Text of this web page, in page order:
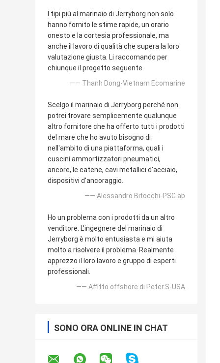
I tipi più al marinaio di Jerryborg non solo
hanno fornito le stime rapide, un orario
onesto e la cortesia professionale, ma
anche il lavoro di qualità che supera la loro
valutazione giusta. Li raccomando per
chiunque il progetto seguente.
—— Thanh Dong-Vietnam Ecomarine
Scelgo il marinaio di Jerryborg perché non
potrei trovare semplicemente qualunque
altro fornitore che ha offerto tutti i prodotti
del mare che ho avuto bisogno di
nell'ambito di una piattaforma, quali i
cuscini ammortizzatori pneumatici,
ancore, le catene, cavi metallici d'acciaio,
dispositivi d'ancoraggio.
—— Alessandro Bitocchi-PSG ab
Ho un problema con i prodotti da un altro
venditore. L'ingegnere del marinaio di
Jerryborg è molto entusiasta e mi aiuta
molto a risolvere il problema. Realmente
apprezzo il loro lavoro e gruppo di esperti
professionali.
—— Affitto offshore di Peter.S-USA
SONO ORA ONLINE IN CHAT